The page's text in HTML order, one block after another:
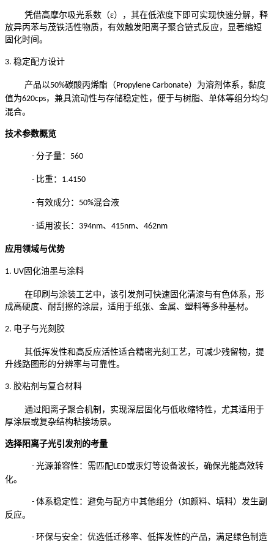
凭借高摩尔吸光系数（ε），其在低浓度下即可实现快速分解，释
放异丙苯与茂铁活性物质，有效触发阳离子聚合链式反应，显著缩短
固化时间。
3. 稳定配方设计
产品以50%碳酸丙烯酯（Propylene Carbonate）为溶剂体系，黏度
值为620cps，兼具流动性与存储稳定性，便于与树脂、单体等组分均匀
混合。
技术参数概览
- 分子量： 560
- 比重： 1.4150
- 有效成分： 50%混合液
- 适用波长： 394nm、 415nm、 462nm
应用领域与优势
1. UV 固化油墨与涂料
在印刷与涂装工艺中，该引发剂可快速固化清漆与有色体系，形
成高硬度、耐刮擦的涂层，适用于纸张、金属、塑料等多种基材。
2. 电子与光刻胶
其低挥发性和高反应活性适合精密光刻工艺，可减少残留物，提
升线路图形的分辨率与可靠性。
3. 胶粘剂与复合材料
通过阳离子聚合机制，实现深层固化与低收缩特性，尤其适用于
厚涂层或复杂结构粘接场景。
选择阳离子光引发剂的考量
- 光源兼容性：需匹配LED或汞灯等设备波长，确保光能高效转
化。
- 体系稳定性：避免与配方中其他组分（如颜料、填料）发生副
反应。
- 环保与安全：优选低迁移率、低挥发性的产品，满足绿色制造